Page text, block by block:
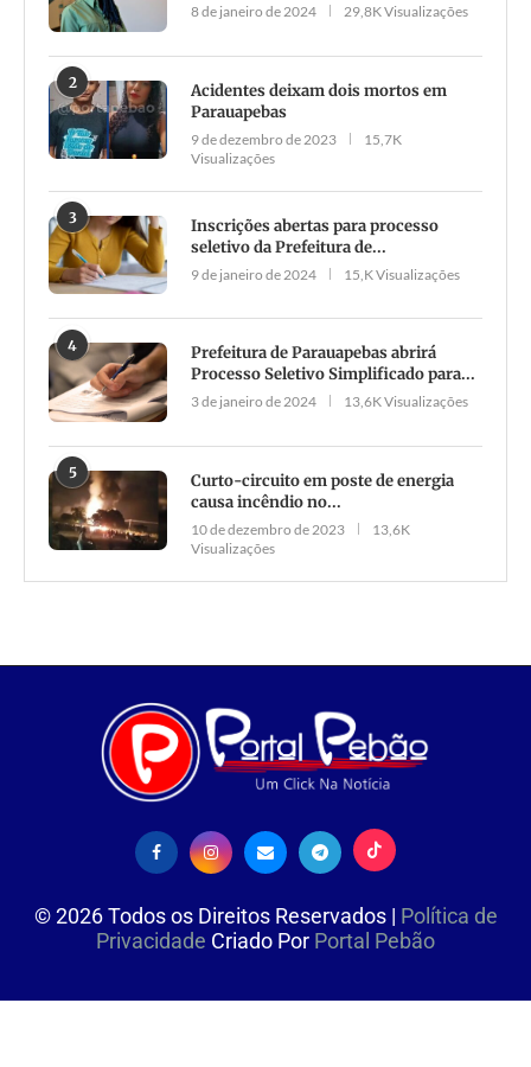
8 de janeiro de 2024 29,8K Visualizações
2
Acidentes deixam dois mortos em
Parauapebas
9 de dezembro de 2023
15,7K
Visualizações
3
Inscrições abertas para processo
seletivo da Prefeitura de...
9 de janeiro de 2024 15,K Visualizações
4
Prefeitura de Parauapebas abrirá
Processo Seletivo Simplificado para...
3 de janeiro de 2024 13,6K Visualizações
5
Curto-circuito em poste de energia
causa incêndio no...
10 de dezembro de 2023
13,6K
Visualizações
©2026Todos os Direitos Reservados | Política de
Privacidade Criado Por Portal Pebão